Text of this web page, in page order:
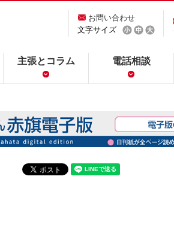
お問い合わせ
文字サイズ
主張とコラム 電話相談